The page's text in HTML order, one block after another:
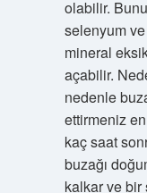
olabilir.
selenyum
mineral
açabilir.
nedenle
ettirmeniz
kaç saat
buzağı
kalkar ve